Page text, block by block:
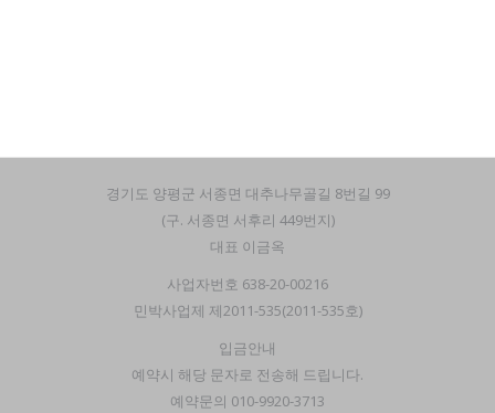
경기도 양평군 서종면 대추나무골길 8번길 99
(구. 서종면 서후리 449번지)
대표 이금옥
사업자번호 638-20-00216
민박사업제 제2011-535(2011-535호)
입금안내
예약시 해당 문자로 전송해 드립니다.
예약문의 010-9920-3713